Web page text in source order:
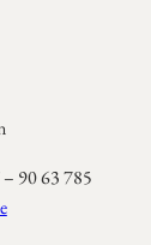
90 63 785